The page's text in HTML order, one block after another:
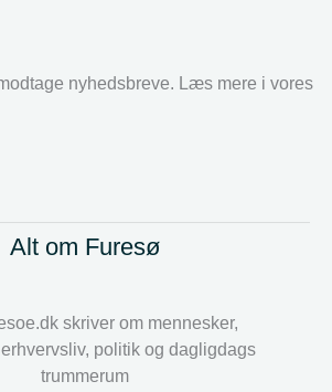
nyhedsbreve. Læs mere i vores
Alt om Furesø
skriver om mennesker,
politik og dagligdags
trummerum